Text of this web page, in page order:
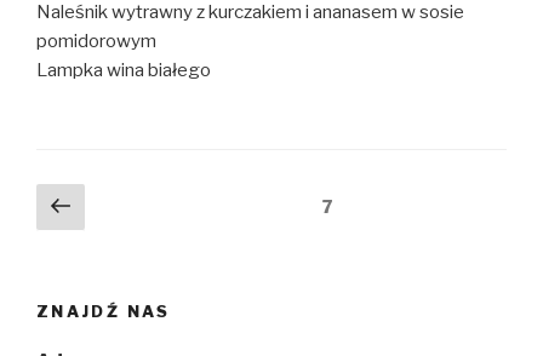
Naleśnik wytrawny z kurczakiem i ananasem w sosie
pomidorowym
Lampka wina białego
Stronicowanie
wpisów
Poprzednia
strona
Strona7
ZNAJDŹ NAS